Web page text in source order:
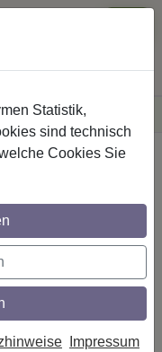
Deutschlands
Statistik,
sind technisch
Cookies Sie
Impressum